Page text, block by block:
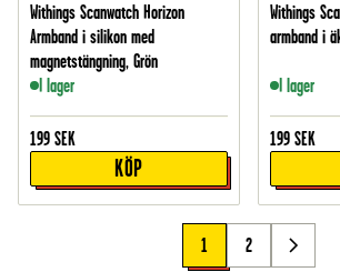
Withings Scanwatch Horizon
Armband i silikon med
magnetstängning, Grön
I lager
199 SEK
KÖP
Withings
armband i
I lager
199 SEK
1 2